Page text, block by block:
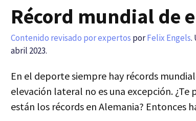
Récord mundial de
Contenido revisado por expertos porFelix Engels.
abril 2023.
En el deporte siempre hay récords
elevación lateral no es una excepción.
están los récords en Alemania? Entonces